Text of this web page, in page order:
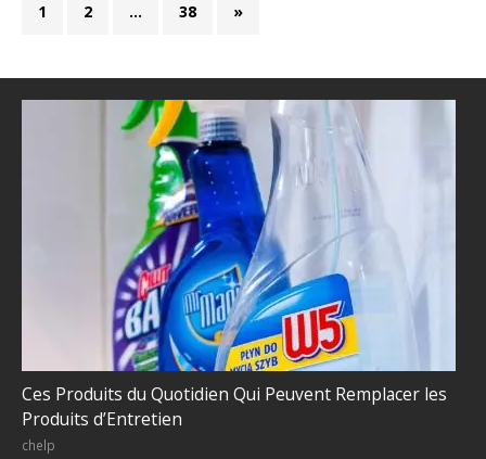
1 2 … 38 »
Ces Produits du Quotidien Qui Peuvent Remplacer les
Produits d’Entretien
chelp